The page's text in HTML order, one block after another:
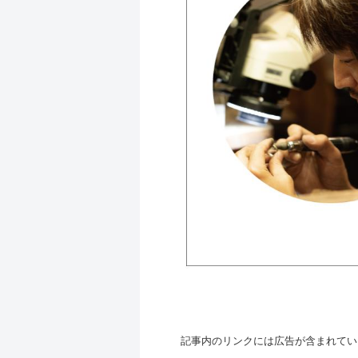
記事内のリンクには広告が含まれて